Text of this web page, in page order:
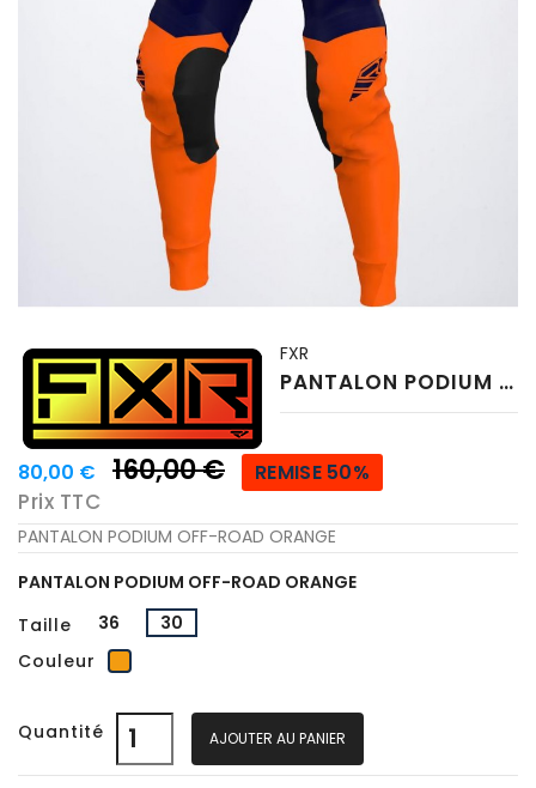
FXR
PANTALON PODIUM OFF-ROAD ORANGE
80,00 € 160,00 € REMISE 50%
Prix TTC
PANTALON PODIUM OFF-ROAD ORANGE
PANTALON PODIUM OFF-ROAD ORANGE
Taille
36
30
Couleur
Orange
Quantité AJOUTER AU PANIER